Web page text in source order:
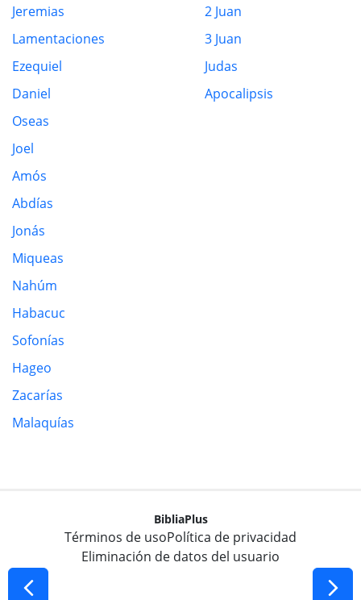
Jeremias
Lamentaciones
Ezequiel
Daniel
Oseas
Joel
Amós
Abdías
Jonás
Miqueas
Nahúm
Habacuc
Sofonías
Hageo
Zacarías
Malaquías
2 Juan
3 Juan
Judas
Apocalipsis
BibliaPlus
Términos de usoPolítica de privacidad
Eliminación de datos del usuario